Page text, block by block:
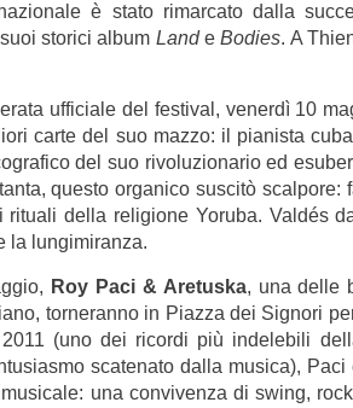
è stato rimarcato dalla
storici album LandeBodies. A
ufficiale del festival, venerdì 10
carte del suo mazzo: il pianista
del suo rivoluzionario ed
questo organico suscitò
rituali della religione Yoruba. Valdés
la lungimiranza.
Roy Paci & Aretuska, una delle
torneranno in Piazza dei Signori
(uno dei ricordi più indelebili
scatenato dalla musica),
una convivenza di swing,